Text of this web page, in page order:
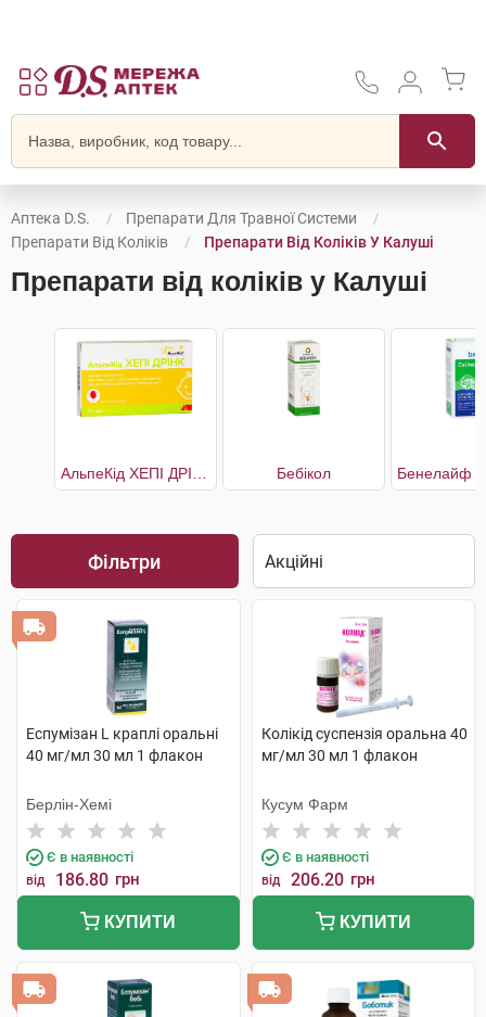
Аптека D.S.
Препарати Для Травної Системи
Препарати Від Коліків
Препарати Від Коліків У Калуші
Препарати від коліків у Калуші
Бебікол
Фільтри
Еспумізан L краплі оральні
40 мг/мл 30 мл 1 флакон
Берлін-Хемі
Є в наявності
від 186.80 грн
КУПИТИ
Колікід суспензія оральна 40
мг/мл 30 мл 1 флакон
Кусум Фарм
Є в наявності
від 206.20 грн
КУПИТИ